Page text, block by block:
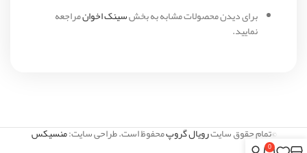
برای دیدن محصولات مشابه به بخشسینک اخوانمراجعه
نمایید.
©تمام حقوق سایترویال گروپمحفوظ است. طراحی سایت:منسیکس
0